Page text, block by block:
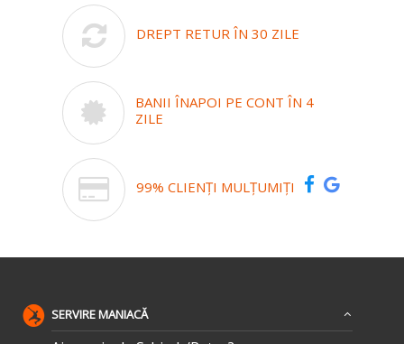
DREPT RETUR ÎN 30 ZILE
BANII ÎNAPOI PE CONT ÎN 4
ZILE
99% CLIENȚI MULȚUMIȚI
SERVIRE MANIACĂ